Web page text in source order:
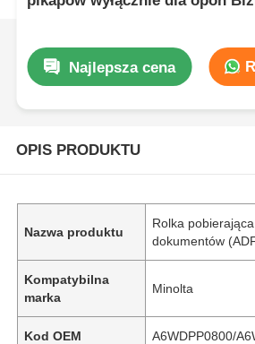
Najlepsza cena
OPIS PRODUKTU
Nazwa produktu
Rolka
dokumentów
Kompatybilna
marka
Minolta
Kod OEM A6WDPP0800/